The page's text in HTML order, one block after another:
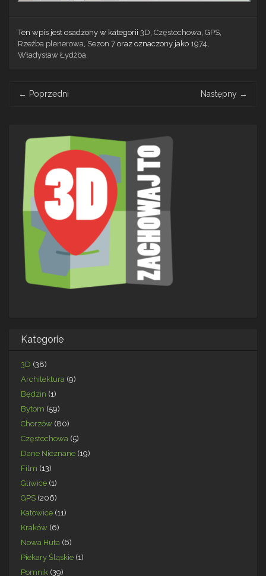
Ten wpis jest osadzony w kategorii 3D, Częstochowa, GPS,
Rzeźba plenerowa, Sezon 7 oraz oznaczony jako 1974,
Władysław Łydżba.
navigation
← Poprzedni Następny →
Kategorie
3D (38)
Architektura (9)
Będzin (1)
Bytom (59)
Chorzów (80)
Częstochowa (5)
Dane Nieznane (19)
Film (13)
Gliwice (1)
GPS (206)
Katowice (11)
Kraków (6)
Nowa Huta (6)
Piekary Śląskie (1)
Pomnik (39)